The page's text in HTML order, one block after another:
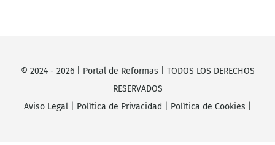
© 2024 - 2026| Portal de Reformas | TODOS LOS DERECHOS
RESERVADOS
Aviso Legal| Política de Privacidad Política de Cookies